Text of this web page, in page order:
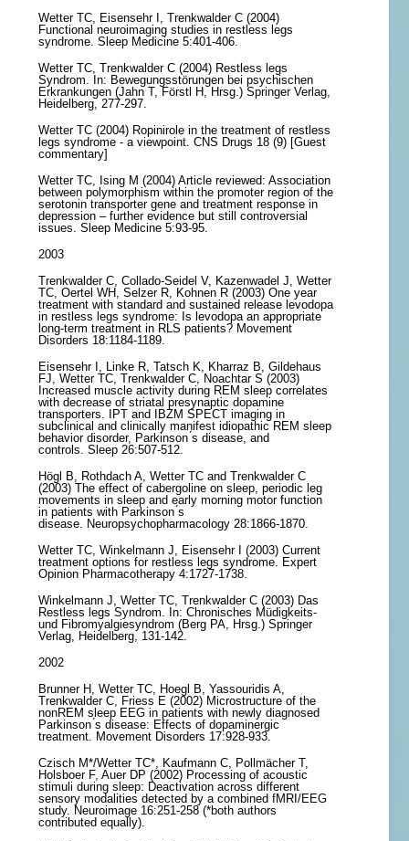
Wetter TC, Eisensehr I, Trenkwalder C (2004)
Functional neuroimaging studies in restless legs
syndrome. Sleep Medicine 5:401-406.
Wetter TC, Trenkwalder C (2004) Restless legs
Syndrom. In: Bewegungsstörungen bei psychischen
Erkrankungen (Jahn T, Förstl H, Hrsg.) Springer Verlag,
Heidelberg, 277-297.
Wetter TC (2004) Ropinirole in the treatment of restless
legs syndrome - a viewpoint. CNS Drugs 18 (9) [Guest
commentary]
Wetter TC, Ising M (2004) Article reviewed: Association
between polymorphism within the promoter region of the
serotonin transporter gene and treatment response in
depression – further evidence but still controversial
issues. Sleep Medicine 5:93-95.
2003
Trenkwalder C, Collado-Seidel V, Kazenwadel J, Wetter
TC, Oertel WH, Selzer R, Kohnen R (2003) One year
treatment with standard and sustained release levodopa
in restless legs syndrome: Is levodopa an appropriate
long-term treatment in RLS patients? Movement
Disorders 18:1184-1189.
Eisensehr I, Linke R, Tatsch K, Kharraz B, Gildehaus
FJ, Wetter TC, Trenkwalder C, Noachtar S (2003)
Increased muscle activity during REM sleep correlates
with decrease of striatal presynaptic dopamine
transporters. IPT and IBZM SPECT imaging in
subclinical and clinically manifest idiopathic REM sleep
behavior disorder, Parkinson ́s disease, and
controls. Sleep 26:507-512.
Högl B, Rothdach A, Wetter TC and Trenkwalder C
(2003) The effect of cabergoline on sleep, periodic leg
movements in sleep and early morning motor function
in patients with Parkinson ́s
disease. Neuropsychopharmacology 28:1866-1870.
Wetter TC, Winkelmann J, Eisensehr I (2003) Current
treatment options for restless legs syndrome. Expert
Opinion Pharmacotherapy 4:1727-1738.
Winkelmann J, Wetter TC, Trenkwalder C (2003) Das
Restless legs Syndrom. In: Chronisches Müdigkeits-
und Fibromyalgiesyndrom (Berg PA, Hrsg.) Springer
Verlag, Heidelberg, 131-142.
2002
Brunner H, Wetter TC, Hoegl B, Yassouridis A,
Trenkwalder C, Friess E (2002) Microstructure of the
nonREM sleep EEG in patients with newly diagnosed
Parkinson ́s disease: Effects of dopaminergic
treatment. Movement Disorders 17:928-933.
Czisch M*/Wetter TC*, Kaufmann C, Pollmächer T,
Holsboer F, Auer DP (2002) Processing of acoustic
stimuli during sleep: Deactivation across different
sensory modalities detected by a combined fMRI/EEG
study. Neuroimage 16:251-258 (*both authors
contributed equally).